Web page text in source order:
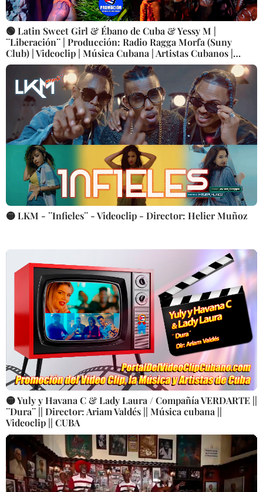
🟢 Latin Sweet Girl & Ébano de Cuba & Yessy M |
¨Liberación¨ | Producción: Radio Ragga Morfa (Suny
Club) | Videoclip | Música Cubana | Artistas Cubanos |
Canción | CUBA
🟡 LKM - ¨Infieles¨ - Videoclip - Director: Helier Muñoz
🟡 Yuly y Havana C & Lady Laura / Compañía VERDARTE ||
¨Dura¨ || Director: Ariam Valdés || Música cubana ||
Videoclip || CUBA